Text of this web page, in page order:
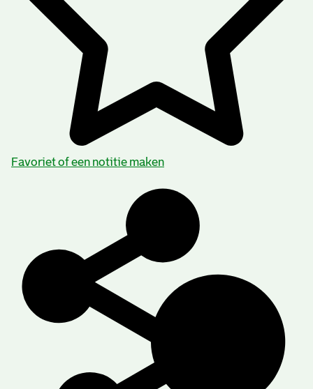
Favoriet of een notitie maken